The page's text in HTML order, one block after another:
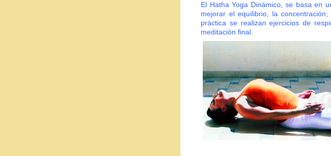
El Hatha Yoga Dinámico, se basa en
mejorar el equilibrio, la
práctica se realizan ejercicios de
meditación final.